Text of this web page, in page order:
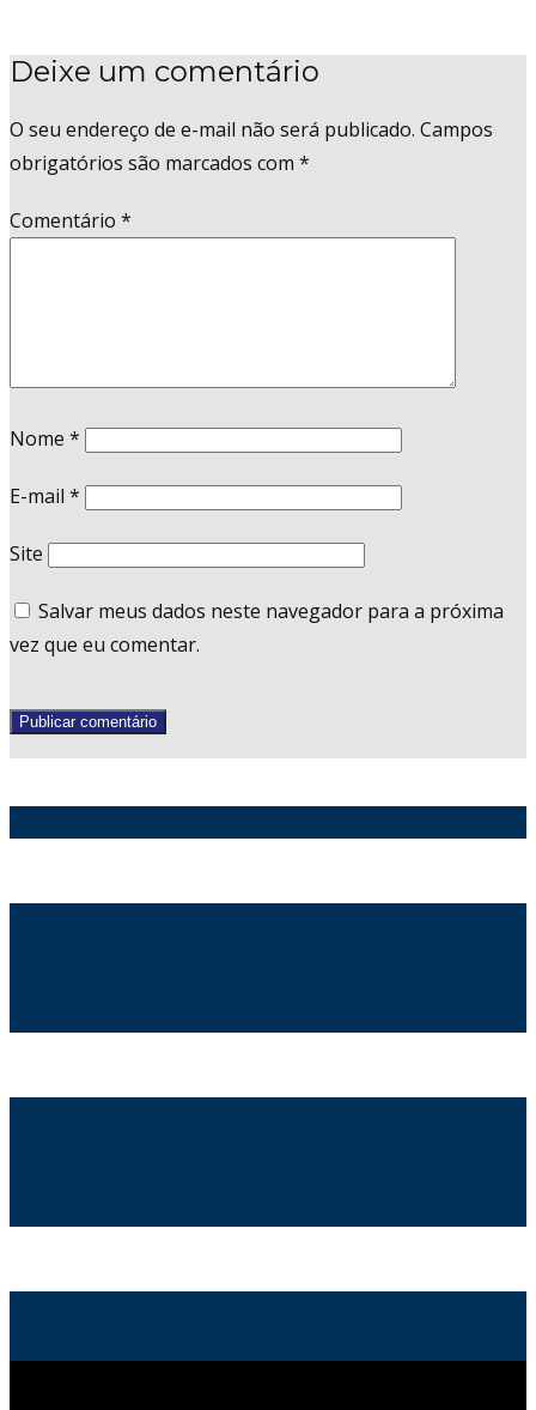
Deixe um comentário
O seu endereço de e-mail não será publicado. Campos
obrigatórios são marcados com *
Comentário *
Nome *
E-mail *
Site
Salvar meus dados neste navegador para a próxima
vez que eu comentar.
Publicar comentário